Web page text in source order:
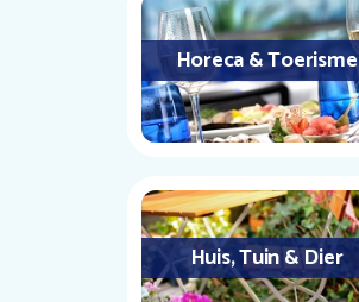
Horeca & Toerisme
Huis, Tuin & Dier